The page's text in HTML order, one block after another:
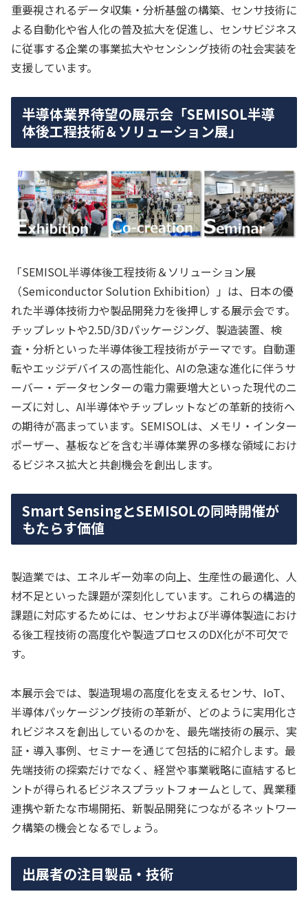
重要視されるデータ収集・分析基盤の構築、センサ技術に
よる自動化や省人化の普及拡大を促進し、センサビジネス
に従事する企業の事業拡大やセンシング技術の社会実装を
支援しています。
半導体業界待望の展示会「SEMISOL半導
体後工程技術＆ソリューション展」
「SEMISOL半導体後工程技術＆ソリューション展
（Semiconductor Solution Exhibition）」は、日本の優
れた半導体技術力や製品開発力を後押しする展示会です。
チップレットや2.5D/3Dパッケージング、製造装置、検
査・分析といった半導体後工程技術がテーマです。自動運
転やエッジデバイスの高性能化、AIの急速な進化に伴うサ
ーバー・データセンターの電力需要増大といった現代のニ
ーズに対し、AI半導体やチップレットなどの革新的技術へ
の期待が高まっています。SEMISOLは、メモリ・インター
ポーザー、基板などを含む半導体業界の多様な領域におけ
るビジネス拡大と共創機会を創出します。
Smart SensingとSEMISOLの同時開催が
もたらす価値
製造業では、エネルギー効率の向上、生産性の最適化、人
材不足といった課題が深刻化しています。これらの構造的
課題に対応するためには、センサおよび半導体製造におけ
る後工程技術の高度化や製造プロセスのDX化が不可欠で
す。
本展示会では、製造現場の高度化を支えるセンサ、IoT、
半導体パッケージング技術の革新が、どのように実用化さ
れビジネスを創出しているのかを、最先端技術の展示、実
証・導入事例、セミナーを通じて包括的に紹介します。最
先端技術の探索だけでなく、経営や事業戦略に直結するヒ
ントが得られるビジネスプラットフォームとして、異業種
連携や新たな市場開拓、新製品開発につながるネットワー
ク構築の機会となるでしょう。
出展者の注目製品・技術